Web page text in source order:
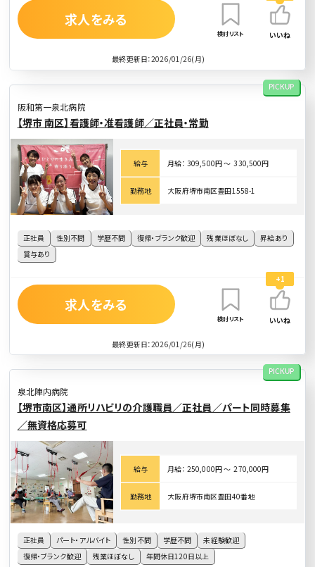
最終更新日：2026/01/26(月)
求人をみる
検討リスト いいね
阪和第一泉北病院
PICKUP
【堺市 南区】看護師・准看護師／正社員・常勤
正社員 性別不問 学歴不問 復帰・ブランク歓迎 残業ほぼなし
昇給あり
賞与あり
給与 月給： 309,500円 〜 330,500円
勤務地 大阪府堺市南区豊田1558-1
最終更新日：2026/01/26(月)
求人をみる
検討リスト
+1
いいね
泉北陣内病院
PICKUP
【堺市南区】通所リハビリの介護職員／正社員／パート同時募集
／無資格応募可
正社員 パート・アルバイト 性別不問 学歴不問
未経験歓迎
復帰・ブランク歓迎
残業ほぼなし 年間休日120日以上
給与 月給： 250,000円 〜 270,000円
勤務地 大阪府堺市南区豊田40番地